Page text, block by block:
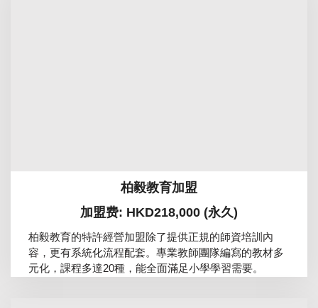
柏毅教育加盟
加盟费: HKD218,000 (永久)
柏毅教育的特許經營加盟除了提供正規的師資培訓內
容，更有系統化流程配套。專業教師團隊編寫的教材多
元化，課程多達20種，能全面滿足小學學習需要。